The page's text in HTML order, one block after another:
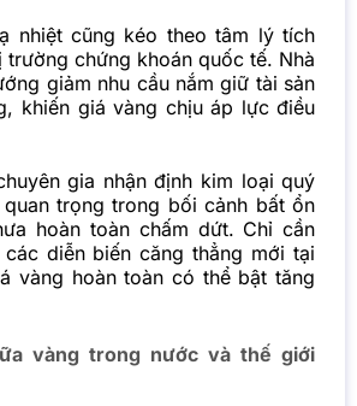
nhiệt cũng kéo theo tâm lý tích
trường chứng khoán quốc tế. Nhà
giảm nhu cầu nắm giữ tài sản
khiến giá vàng chịu áp lực điều
gia nhận định kim loại quý
trọng trong bối cảnh bất ổn
hoàn toàn chấm dứt. Chỉ cần
diễn biến căng thẳng mới tại
vàng hoàn toàn có thể bật tăng
vàng trong nước và thế giới